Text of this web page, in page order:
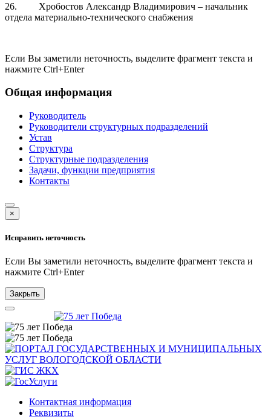
26. Хробостов Александр Владимирович – начальник
отдела материально-технического снабжения
Если Вы заметили неточность, выделите фрагмент текста и
нажмите Ctrl+Enter
Общая информация
Руководитель
Руководители структурных подразделений
Устав
Структура
Структурные подразделения
Задачи, функции предприятия
Контакты
×
Исправить неточность
Если Вы заметили неточность, выделите фрагмент текста и
нажмите Ctrl+Enter
Закрыть
Контактная информация
Реквизиты